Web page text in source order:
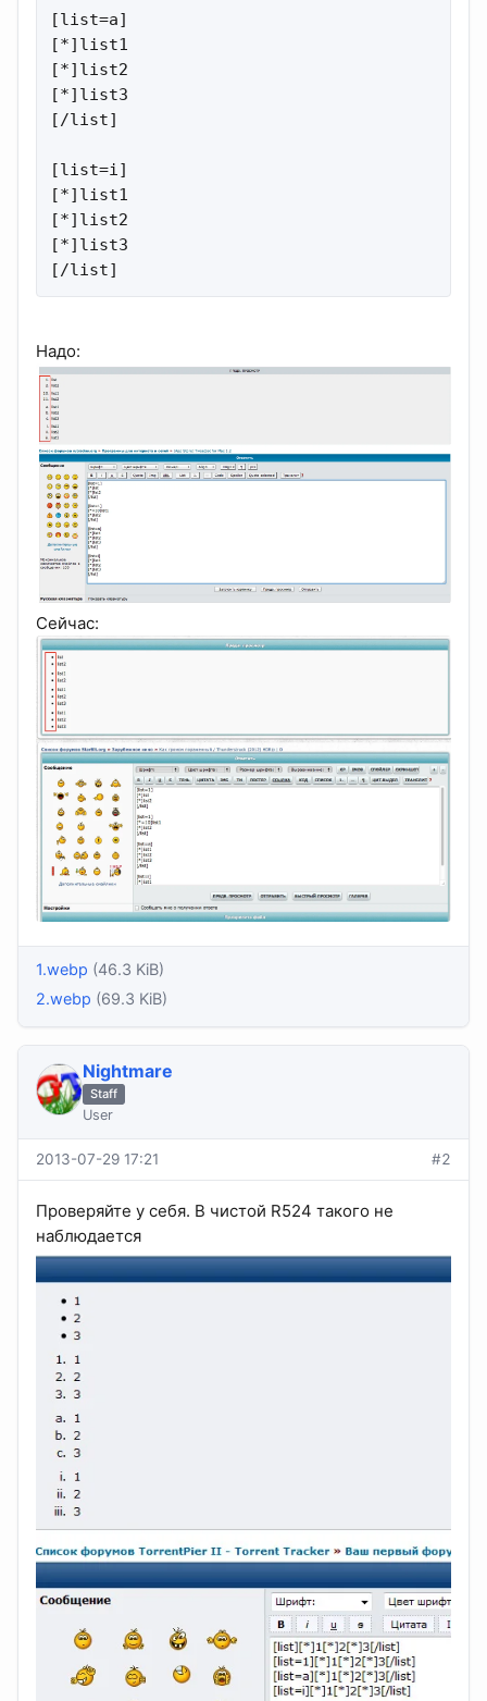
[list=a]
[*]list1
[*]list2
[*]list3
[/list]
[list=i]
[*]list1
[*]list2
[*]list3
[/list]
Надо:
Сейчас:
1.webp (46.3 KiB)
2.webp (69.3 KiB)
Nightmare
Staff
User
2013-07-29 17:21 #2
Проверяйте у себя. В чистой R524 такого не
наблюдается